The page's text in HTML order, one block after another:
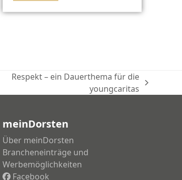
Respekt – ein Dauerthema für die
youngcaritas
meinDorsten
Über meinDorsten
Brancheneinträge und
Werbemöglichkeiten
Facebook